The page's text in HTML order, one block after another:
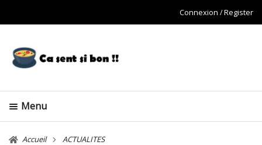
Connexion Register
Menu
Accueil
ACTUALITES